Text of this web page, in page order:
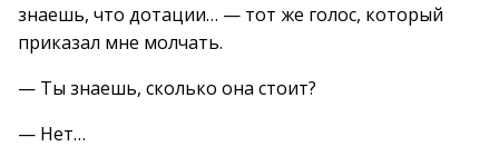
знаешь, что дотации… — тот же голос, который
приказал мне молчать.
— Ты знаешь, сколько она стоит?
— Нет…